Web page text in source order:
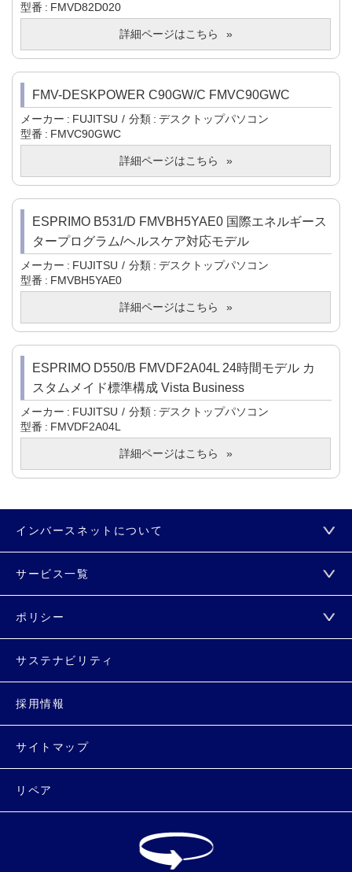
型番
FMVD82D020
詳細ページはこちら
FMV-DESKPOWER C90GW/C FMVC90GWC
メーカー FUJITSU 分類
デスクトップパソコン
型番
FMVC90GWC
詳細ページはこちら
ESPRIMO B531/D FMVBH5YAE0 国際エネルギース
タープログラム/ヘルスケア対応モデル
メーカー FUJITSU 分類
デスクトップパソコン
型番
FMVBH5YAE0
詳細ページはこちら
ESPRIMO D550/B FMVDF2A04L 24時間モデル カ
スタムメイド標準構成 Vista Business
メーカー FUJITSU 分類
デスクトップパソコン
型番
FMVDF2A04L
詳細ページはこちら
インバースネットについて
サービス一覧
ポリシー
サステナビリティ
採用情報
サイトマップ
リペア